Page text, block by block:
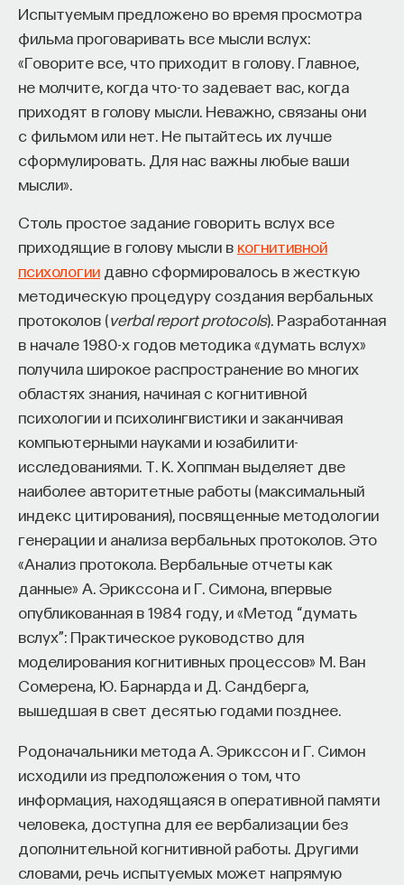
Испытуемым предложено во время просмотра
фильма проговаривать все мысли вслух:
«Говорите все, что приходит в голову. Главное,
не молчите, когда что-то задевает вас, когда
приходят в голову мысли. Неважно, связаны они
с фильмом или нет. Не пытайтесь их лучше
сформулировать. Для нас важны любые ваши
мысли».
Столь простое задание говорить вслух все
приходящие в голову мысли в когнитивной
психологии давно сформировалось в жесткую
методическую процедуру создания вербальных
протоколов (verbal report protocols). Разработанная
в начале 1980-х годов методика «думать вслух»
получила широкое распространение во многих
областях знания, начиная с когнитивной
психологии и психолингвистики и заканчивая
компьютерными науками и юзабилити-
исследованиями. Т. К. Хоппман выделяет две
наиболее авторитетные работы (максимальный
индекс цитирования), посвященные методологии
генерации и анализа вербальных протоколов. Это
«Анализ протокола. Вербальные отчеты как
данные» А. Эрикссона и Г. Симона, впервые
опубликованная в 1984 году, и «Метод “думать
вслух”: Практическое руководство для
моделирования когнитивных процессов» М. Ван
Сомерена, Ю. Барнарда и Д. Сандберга,
вышедшая в свет десятью годами позднее.
Родоначальники метода А. Эрикссон и Г. Симон
исходили из предположения о том, что
информация, находящаяся в оперативной памяти
человека, доступна для ее вербализации без
дополнительной когнитивной работы. Другими
словами, речь испытуемых может напрямую